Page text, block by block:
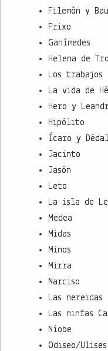
Filemón y
Frixo
Ganímedes
Helena de
Los trabajos
La vida de
Hero y
Hipólito
Ícaro y
Jacinto
Jasón
Leto
La isla de
Medea
Midas
Minos
Mirra
Narciso
Las nereidas
Las ninfas
Níobe
Odiseo/Ulises